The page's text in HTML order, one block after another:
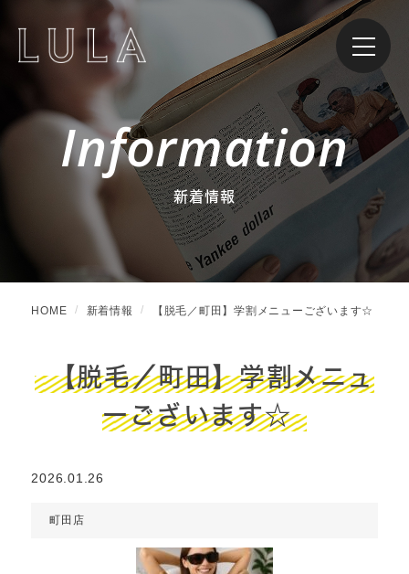
Information
新着情報
HOME 新着情報 【脱毛／町田】学割メニューございます☆
【脱毛／町田】学割メニュ
ーございます☆
2026.01.26
町田店